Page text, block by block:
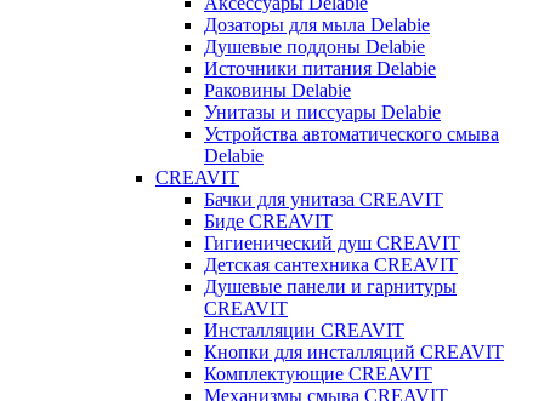
Дозаторы для мыла Delabie
Душевые поддоны Delabie
Источники питания Delabie
Раковины Delabie
Унитазы и писсуары Delabie
Устройства автоматического смыва
Delabie
CREAVIT
Бачки для унитаза CREAVIT
Биде CREAVIT
Гигиенический душ CREAVIT
Детская сантехника CREAVIT
Душевые панели и гарнитуры
CREAVIT
Инсталляции CREAVIT
Кнопки для инсталляций CREAVIT
Комплектующие CREAVIT
Механизмы смыва CREAVIT